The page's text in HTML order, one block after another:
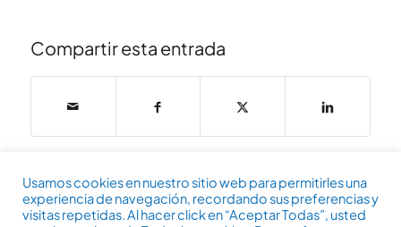
Compartir esta entrada
Usamos cookies en nuestro sitio web para permitirles una
experiencia de navegación, recordando sus preferencias y
visitas repetidas. Al hacer click en “Aceptar Todas”, usted